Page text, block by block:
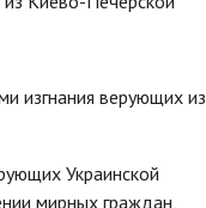
изгнания верующих из
Украинской
мирных граждан,